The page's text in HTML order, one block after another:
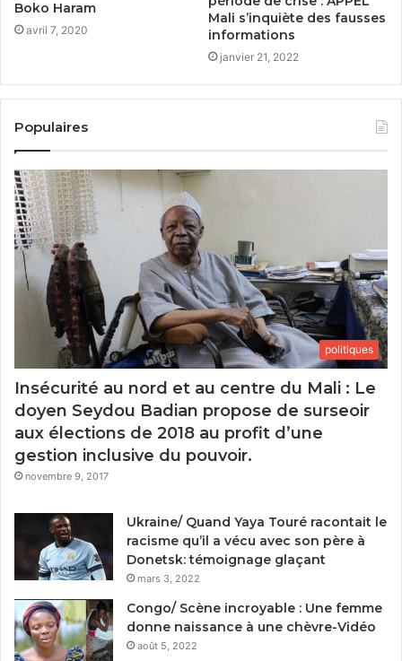
Boko Haram
avril 7, 2020
Mali s’inquiète des fausses
informations
janvier 21, 2022
Populaires
politiques
Insécurité au nord et au centre du Mali : Le
doyen Seydou Badian propose de surseoir
aux élections de 2018 au profit d’une
gestion inclusive du pouvoir.
novembre 9, 2017
Ukraine/ Quand Yaya Touré racontait le
racisme qu’il a vécu avec son père à
Donetsk: témoignage glaçant
mars 3, 2022
Congo/ Scène incroyable : Une femme
donne naissance à une chèvre-Vidéo
août 5, 2022